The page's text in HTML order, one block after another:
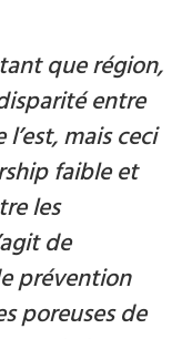
que région,
entre
mais ceci
faible et
les
de
prévention
poreuses de